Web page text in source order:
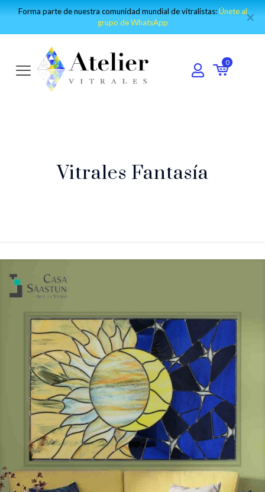
Forma parte de nuestra comunidad mundial de vitralistas:Únete al
grupo de WhatsApp
✕
0
Vitrales Fantasía